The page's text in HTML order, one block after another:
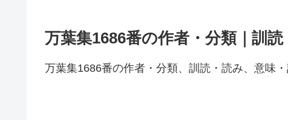
万葉集1686番の作者・分類｜訓
万葉集1686番の作者・分類、訓読・読み、意味